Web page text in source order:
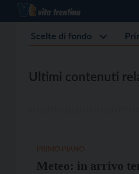
Scelte di fondo
Ultimi contenuti
Meteo: in arrivo